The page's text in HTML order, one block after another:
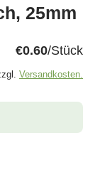
25mm
€0.60/Stück
Versandkosten.